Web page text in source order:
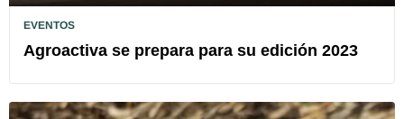
EVENTOS
Agroactiva se prepara para su edición 2023